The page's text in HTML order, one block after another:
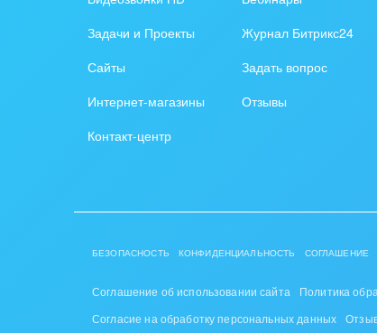
Задачи и Проекты
Сайты
Интернет-магазины
Контакт-центр
Журнал Битрикс24
Задать вопрос
Отзывы
БЕЗОПАСНОСТЬ КОНФИДЕНЦИАЛЬНОСТЬ СОГЛАШЕНИЕ
Соглашение об использовании сайта
Политика
Согласие на обработку персональных данных